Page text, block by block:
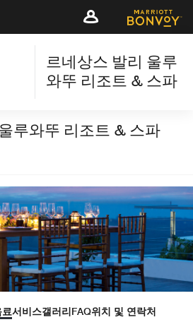
르네상스 발리 울루
와뚜 리조트 & 스파
루와뚜 리조트 & 스파
료서비스갤러리 FAQ위치 및 연락처